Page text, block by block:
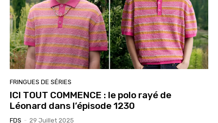
FRINGUES DE SÉRIES
ICI TOUT COMMENCE : le polo rayé de
Léonard dans l’épisode 1230
FDS - 29 Juillet 2025